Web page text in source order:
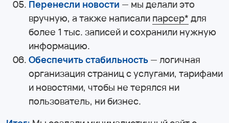
Перенесли новости — мы делали это
вручную, а также написали парсер* для
более 1 тыс. записей и сохранили нужную
информацию.
Обеспечить стабильность — логичная
организация страниц с услугами, тарифами
и новостями, чтобы не терялся ни
пользователь, ни бизнес.